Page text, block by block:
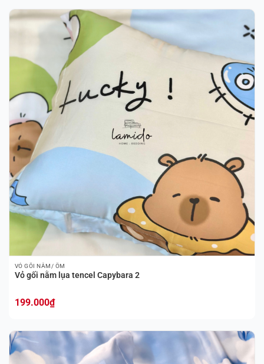
VỎ GỐI NẰM/ ÔM
Vỏ gối nằm lụa tencel Capybara 2
199.000₫